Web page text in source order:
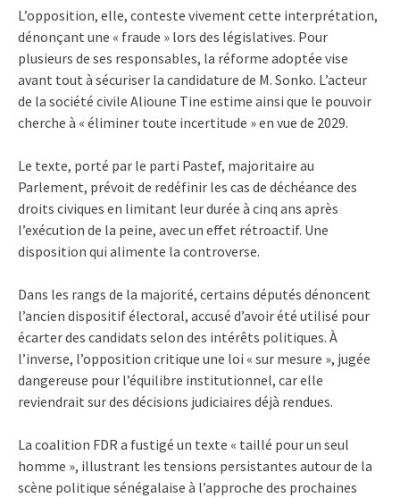
L’opposition, elle, conteste vivement cette interprétation,
dénonçant une « fraude » lors des législatives. Pour
plusieurs de ses responsables, la réforme adoptée vise
avant tout à sécuriser la candidature de M. Sonko. L’acteur
de la société civile Alioune Tine estime ainsi que le pouvoir
cherche à « éliminer toute incertitude » en vue de 2029.
Le texte, porté par le parti Pastef, majoritaire au
Parlement, prévoit de redéfinir les cas de déchéance des
droits civiques en limitant leur durée à cinq ans après
l’exécution de la peine, avec un effet rétroactif. Une
disposition qui alimente la controverse.
Dans les rangs de la majorité, certains députés dénoncent
l’ancien dispositif électoral, accusé d’avoir été utilisé pour
écarter des candidats selon des intérêts politiques. À
l’inverse, l’opposition critique une loi « sur mesure », jugée
dangereuse pour l’équilibre institutionnel, car elle
reviendrait sur des décisions judiciaires déjà rendues.
La coalition FDR a fustigé un texte « taillé pour un seul
homme », illustrant les tensions persistantes autour de la
scène politique sénégalaise à l’approche des prochaines